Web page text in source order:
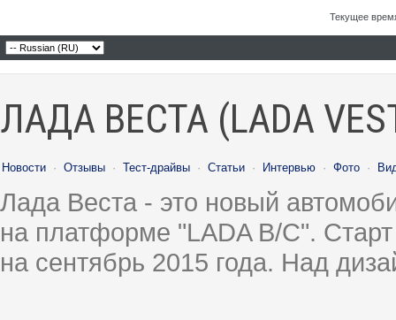
Текущее
ЛАДА ВЕСТА (LADA
Новости · Отзывы · Тест-драйвы · Статьи · Интервью · Фото ·
Лада Веста - это новый
на платформе "LADA B/C".
на сентябрь 2015 года. Над